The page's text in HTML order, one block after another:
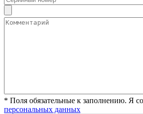
* Поля обязательные к заполнению. Я
персональных данных